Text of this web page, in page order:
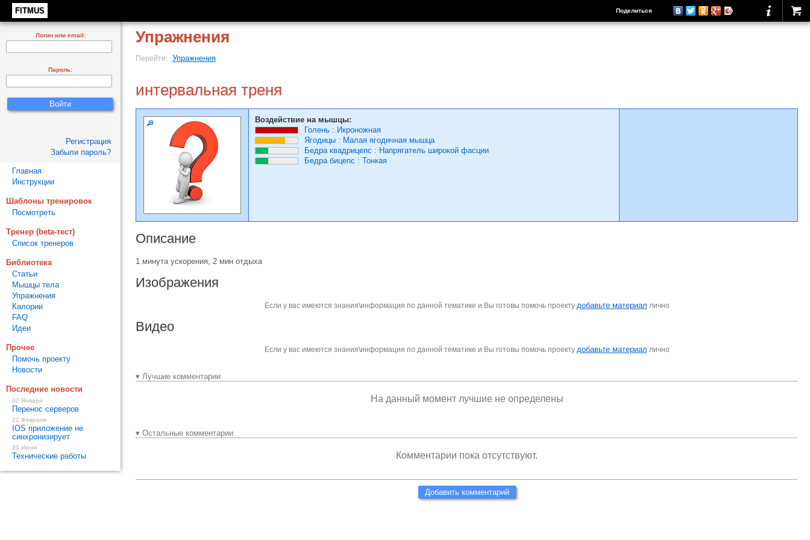
FITMUS Поделиться
Упражнения
Перейти: Упражнения
интервальная треня
Воздействие на мышцы:
Голень : Икроножная
Ягодицы : Малая ягодичная мышца
Бедра квадрицепс : Напрягатель широкой фасции
Бедра бицепс : Тонкая
Описание
1 минута ускорения, 2 мин отдыха
Изображения
Если у вас имеются знания\информация по данной тематике и Вы готовы помочь проекту добавьте материал лично
Видео
Если у вас имеются знания\информация по данной тематике и Вы готовы помочь проекту добавьте материал лично
▾ Лучшие комментарии
На данный момент лучшие не определены
▾ Остальные комментарии
Комментарии пока отсутствуют.
Добавить комментарий
Логин или email:
Пароль:
Регистрация
Забыли пароль?
Главная
Инструкции
Шаблоны тренировок
Посмотреть
Тренер (beta-тест)
Список тренеров
Библиотека
Статьи
Мышцы тела
Упражнения
Калории
FAQ
Идеи
Прочее
Помочь проекту
Новости
Последние новости
02 Января
Перенос серверов
22 Февраля
IOS приложение не
синхронизирует
20 Июня
Технические работы